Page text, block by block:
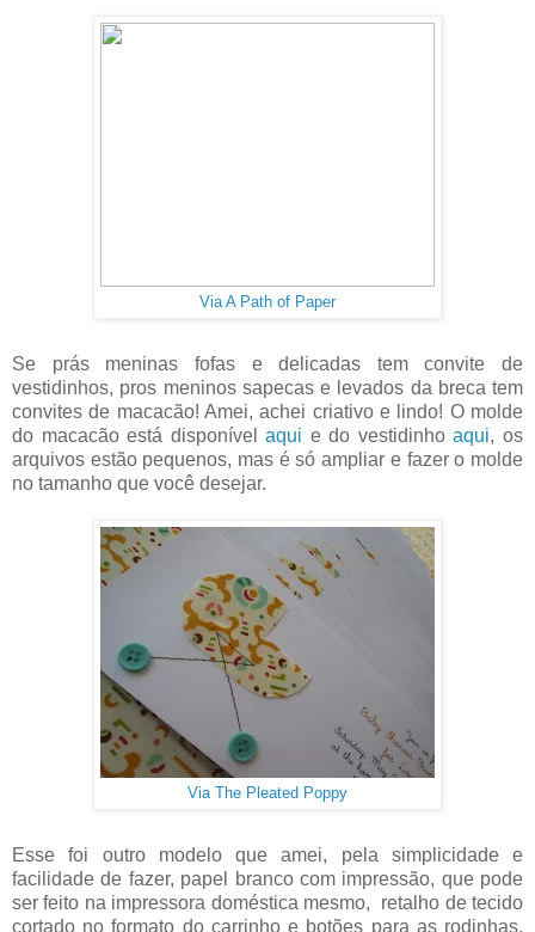
Via A Path of Paper
Se prás meninas fofas e delicadas tem convite de
vestidinhos, pros meninos sapecas e levados da breca tem
convites de macacão! Amei, achei criativo e lindo! O molde
do macacão está disponívelaqui e do vestidinhoaqui, os
arquivos estão pequenos, mas é só ampliar e fazer o molde
no tamanho que você desejar.
Via The Pleated Poppy
Esse foi outro modelo que amei, pela simplicidade e
facilidade de fazer, papel branco com impressão, que pode
ser feito na impressora doméstica mesmo, retalho de tecido
cortado no formato do carrinho e botões para as rodinhas.